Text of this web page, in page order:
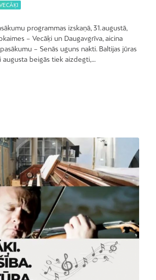
programmas izskaņā, 31. augustā,
– Vecāķi un Daugavgrīva, aicina
– Senās uguns nakti. Baltijas jūras
augusta beigās tiek aizdegti,…